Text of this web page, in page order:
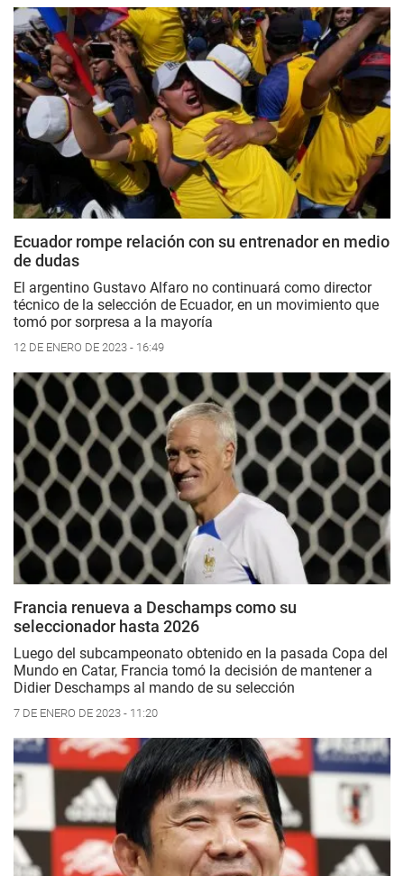
Ecuador rompe relación con su entrenador en medio
de dudas
El argentino Gustavo Alfaro no continuará como director
técnico de la selección de Ecuador, en un movimiento que
tomó por sorpresa a la mayoría
12 DE ENERO DE 2023 - 16:49
Francia renueva a Deschamps como su
seleccionador hasta 2026
Luego del subcampeonato obtenido en la pasada Copa del
Mundo en Catar, Francia tomó la decisión de mantener a
Didier Deschamps al mando de su selección
7 DE ENERO DE 2023 - 11:20